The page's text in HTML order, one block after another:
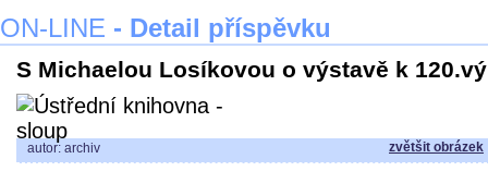
ON-LINE - Detail příspěvku
S Michaelou Losíkovou o výstavě k
autor: archiv zvětšit obrázek